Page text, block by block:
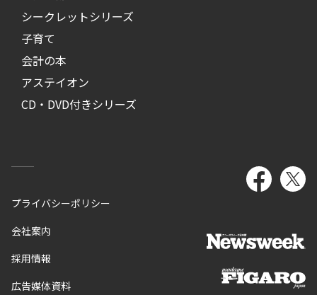
シークレットシリーズ
子育て
会計の本
アステイオン
CD・DVD付きシリーズ
プライバシーポリシー
会社案内
採用情報
広告媒体資料